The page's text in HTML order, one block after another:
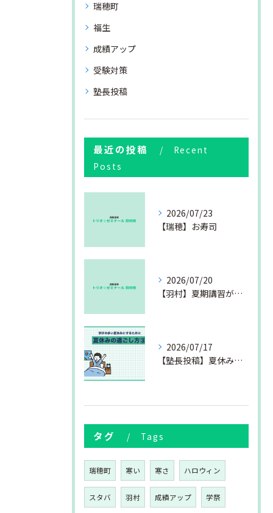
瑞穂町
福生
成績アップ
受験対策
塾長投稿
最近の投稿
Recent
Posts
2026/07/23
【瑞穂】お寿司
2026/07/20
【羽村】夏期講習が始まりました
2026/07/17
【塾長投稿】夏休みの過ごし方③
タグ Tags
瑞穂町 寒い 寒さ ハロウィン
スタバ 羽村 成績アップ 学祭